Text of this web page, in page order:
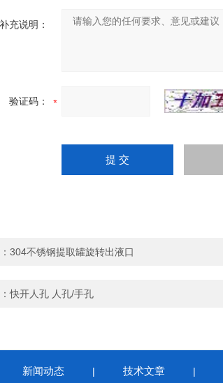
补充说明：
验证码：
304不锈钢提取罐旋转出液口
快开人孔 人孔/手孔
新闻动态 | 技术文章 |